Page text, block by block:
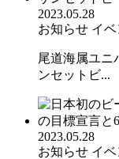
2023.05.28
お知らせ イ
尾道海属ユニ
ンセットビ...
2023.05.28
お知らせ イ